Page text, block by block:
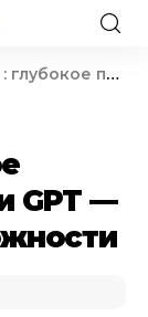
GPT — их принципы и возможности
GPT —